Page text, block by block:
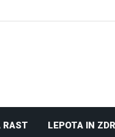
RAST LEPOTA IN